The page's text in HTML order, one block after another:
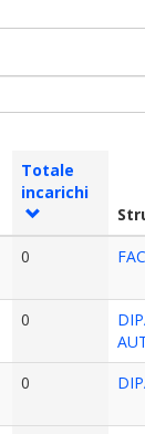
Totale
incarichi
0
0
0